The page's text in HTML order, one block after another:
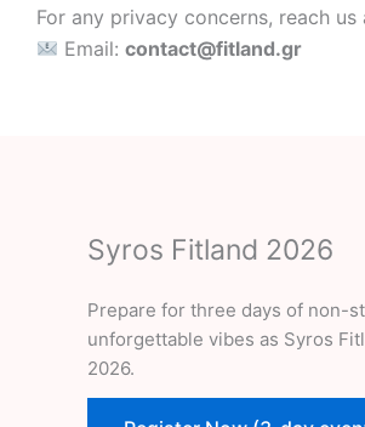
For any privacy concerns, reach us
Email:contact@fitland.gr
Syros Fitland 2026
Prepare for three days of non-
unforgettable vibes as Syros
2026.